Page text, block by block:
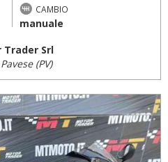
CAMBIO
manuale
Trader Srl
(PV)